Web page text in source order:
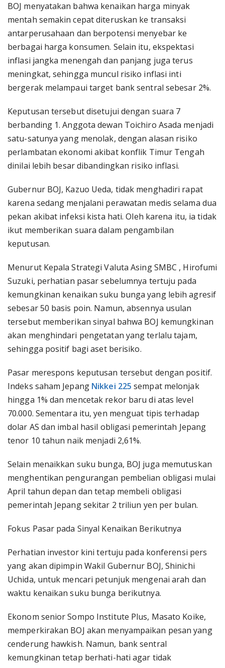
BOJ menyatakan bahwa kenaikan harga minyak
mentah semakin cepat diteruskan ke transaksi
antarperusahaan dan berpotensi menyebar ke
berbagai harga konsumen. Selain itu, ekspektasi
inflasi jangka menengah dan panjang juga terus
meningkat, sehingga muncul risiko inflasi inti
bergerak melampaui target bank sentral sebesar 2%.
Keputusan tersebut disetujui dengan suara 7
berbanding 1. Anggota dewan Toichiro Asada menjadi
satu-satunya yang menolak, dengan alasan risiko
perlambatan ekonomi akibat konflik Timur Tengah
dinilai lebih besar dibandingkan risiko inflasi.
Gubernur BOJ, Kazuo Ueda, tidak menghadiri rapat
karena sedang menjalani perawatan medis selama dua
pekan akibat infeksi kista hati. Oleh karena itu, ia tidak
ikut memberikan suara dalam pengambilan
keputusan.
Menurut Kepala Strategi Valuta Asing SMBC , Hirofumi
Suzuki, perhatian pasar sebelumnya tertuju pada
kemungkinan kenaikan suku bunga yang lebih agresif
sebesar 50 basis poin. Namun, absennya usulan
tersebut memberikan sinyal bahwa BOJ kemungkinan
akan menghindari pengetatan yang terlalu tajam,
sehingga positif bagi aset berisiko.
Pasar merespons keputusan tersebut dengan positif.
Indeks saham Jepang Nikkei 225 sempat melonjak
hingga 1% dan mencetak rekor baru di atas level
70.000. Sementara itu, yen menguat tipis terhadap
dolar AS dan imbal hasil obligasi pemerintah Jepang
tenor 10 tahun naik menjadi 2,61%.
Selain menaikkan suku bunga, BOJ juga memutuskan
menghentikan pengurangan pembelian obligasi mulai
April tahun depan dan tetap membeli obligasi
pemerintah Jepang sekitar 2 triliun yen per bulan.
Fokus Pasar pada Sinyal Kenaikan Berikutnya
Perhatian investor kini tertuju pada konferensi pers
yang akan dipimpin Wakil Gubernur BOJ, Shinichi
Uchida, untuk mencari petunjuk mengenai arah dan
waktu kenaikan suku bunga berikutnya.
Ekonom senior Sompo Institute Plus, Masato Koike,
memperkirakan BOJ akan menyampaikan pesan yang
cenderung hawkish. Namun, bank sentral
kemungkinan tetap berhati-hati agar tidak